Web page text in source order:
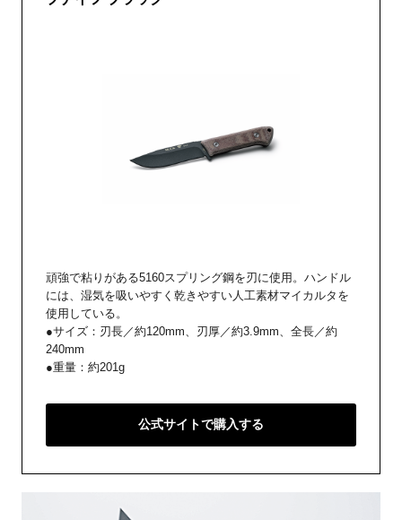
頑強で粘りがある5160スプリング鋼を刃に使用。ハンドル
には、湿気を吸いやすく乾きやすい人工素材マイカルタを
使用している。
●サイズ：刃長／約120mm、刃厚／約3.9mm、全長／約
240mm
●重量：約201g
公式サイトで購入する